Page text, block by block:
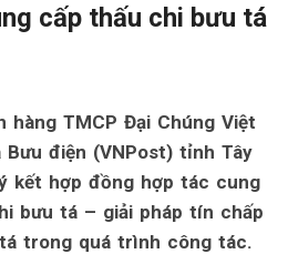
cấp thấu chi bưu tá
hàng TMCP Đại Chúng Việt
Bưu điện (VNPost) tỉnh Tây
kết hợp đồng hợp tác cung
bưu tá – giải pháp tín chấp
trong quá trình công tác.